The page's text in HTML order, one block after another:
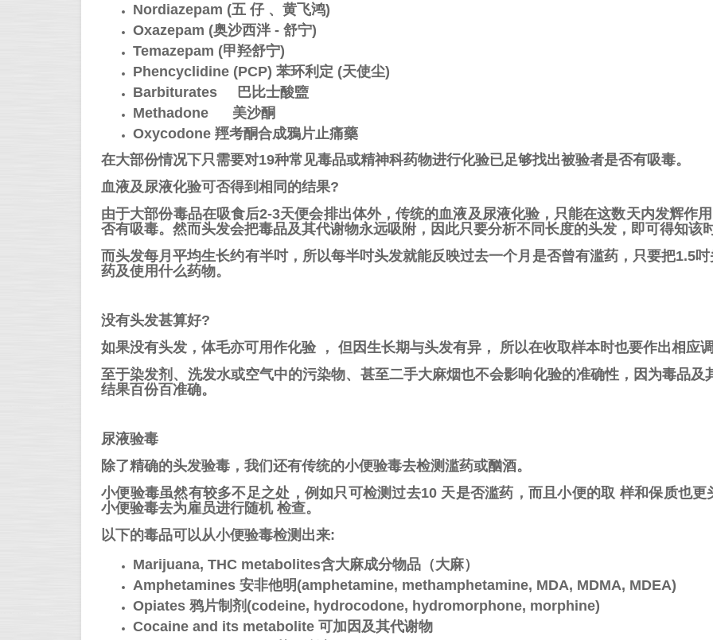
Nordiazepam (五 仔 、黄飞鸿)
Oxazep​​am (奥沙西泮 - 舒宁)
Temazepam (甲羟舒宁)
Phencyclidine (PCP) 苯环利定 (天使尘)
Barbiturates 巴比士酸盬
Methadone 美沙酮
Oxycodone 羥考酮合成鴉片止痛藥
在大部份情况下只需要对19种常见毒品或精神科药物进行化验已足够找出被验者是否有吸毒。
血液及尿液化验可否得到相同的结果?
由于大部份毒品在吸食后2-3天便会排出体外，传统的血液及尿液化验，只能在这数天内发辉作
否有吸毒。然而头发会把毒品及其代谢物永远吸附，因此只要分析不同长度的头发，即可得知该
而头发每月平均生长约有半吋，所以每半吋头发就能反映过去一个月是否曾有滥药，只要把1.5
药及使用什么药物。
没有头发甚算好?
如果没有头发，体毛亦可用作化验 ， 但因生长期与头发有异， 所以在收取样本时也要作出相应
至于染发剂、洗发水或空气中的污染物、甚至二手大麻烟也不会影响化验的准确性，因为毒品
结果百份百准确。
尿液验毒
除了精确的头发验毒，我们还有传统的小便验毒去检测滥药或酗酒。
小便验毒虽然有较多不足之处，例如只可检测过去10 天是否滥药，而且小便的取 样和保质也
小便验毒去为雇员进行随机 检查。
以下的毒品可以从小便验毒检测出来:
Marijuana, THC metabolites含大麻成分物品（大麻）
Amphetamines 安非他明 (amphetamine, methamphetamine, MDA, MDMA, MDEA)
Opiates 鸦片制剂 (codeine, hydrocodone, hydromorphone, morphine)
Cocaine and its metabolite 可加因及其代谢物